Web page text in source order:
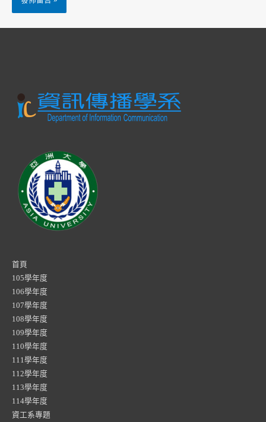
首頁
105學年度
106學年度
107學年度
108學年度
109學年度
110學年度
111學年度
112學年度
113學年度
114學年度
資工系專題